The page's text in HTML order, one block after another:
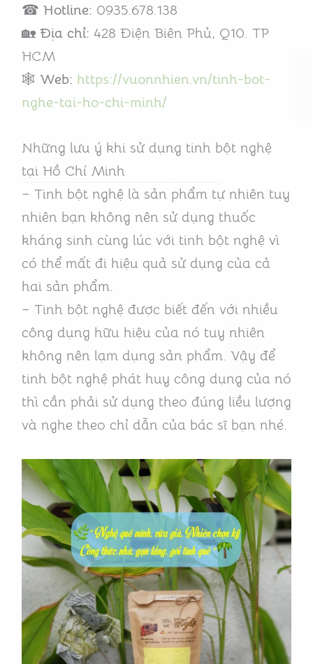
☎ Hotline: 0935.678.138
🏡 Địa chỉ: 428 Điện Biên Phủ, Q10. TP
HCM
🕸️ Web: https://vuonnhien.vn/tinh-bot-
nghe-tai-ho-chi-minh/
Những lưu ý khi sử dụng tinh bột nghệ
tại Hồ Chí Minh
– Tinh bột nghệ là sản phẩm tự nhiên tuy
nhiên bạn không nên sử dụng thuốc
kháng sinh cùng lúc với tinh bột nghệ vì
có thể mất đi hiệu quả sử dụng của cả
hai sản phẩm.
– Tinh bột nghệ được biết đến với nhiều
công dụng hữu hiệu của nó tuy nhiên
không nên lạm dụng sản phẩm. Vậy để
tinh bột nghệ phát huy công dụng của nó
thì cần phải sử dụng theo đúng liều lượng
và nghe theo chỉ dẫn của bác sĩ bạn nhé.